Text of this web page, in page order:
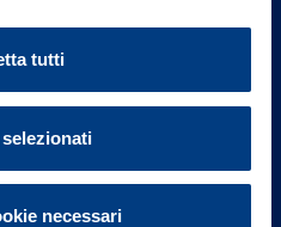
tutti
necessari